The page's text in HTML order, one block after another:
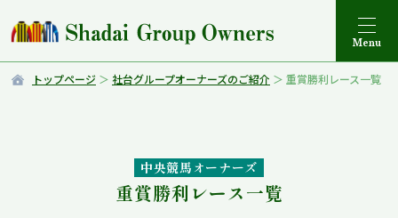
トップページ 社台グループオーナーズのご紹介 重賞勝利レース一覧
中央競馬オーナーズ
重賞勝利レース一覧